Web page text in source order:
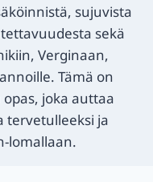
sujuvista
sekä
Verginaan,
Tämä on
joka auttaa
tervetulleeksi ja
lomallaan.